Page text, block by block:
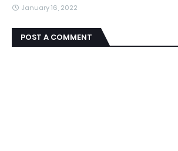
January 16, 2022
POST A COMMENT